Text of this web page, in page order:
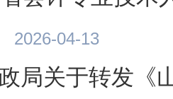
2026-04-13
局关于转发《